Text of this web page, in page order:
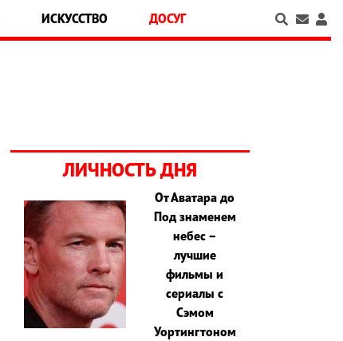
ИСКУССТВО ДОСУГ
ЛИЧНОСТЬ ДНЯ
От Аватара до
Под знаменем
небес –
лучшие
фильмы и
сериалы с
Сэмом
Уортингтоном